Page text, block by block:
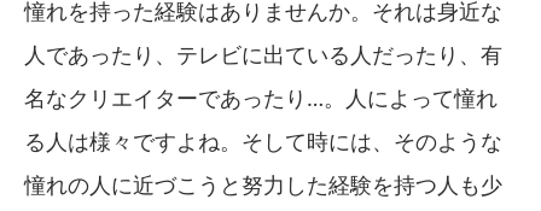
憧れを持った経験はありませんか。それは身近な
人であったり、テレビに出ている人だったり、有
名なクリエイターであったり…。人によって憧れ
る人は様々ですよね。そして時には、そのような
憧れの人に近づこうと努力した経験を持つ人も少